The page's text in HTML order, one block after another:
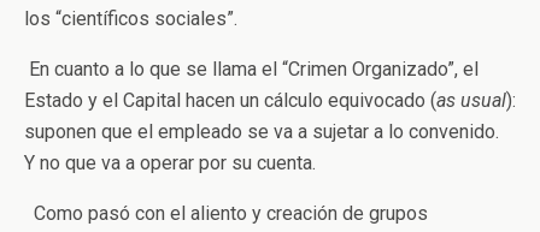
los “científicos sociales”.
En cuanto a lo que se llama el “Crimen Organizado”, el
Estado y el Capital hacen un cálculo equivocado (as usual):
suponen que el empleado se va a sujetar a lo convenido.
Y no que va a operar por su cuenta.
Como pasó con el aliento y creación de grupos